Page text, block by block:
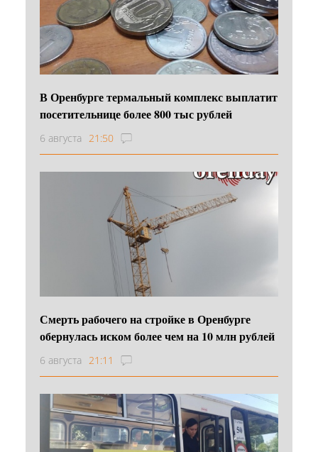
В Оренбурге термальный комплекс выплатит
посетительнице более 800 тыс рублей
6 августа 21:50
Смерть рабочего на стройке в Оренбурге
обернулась иском более чем на 10 млн рублей
6 августа 21:11